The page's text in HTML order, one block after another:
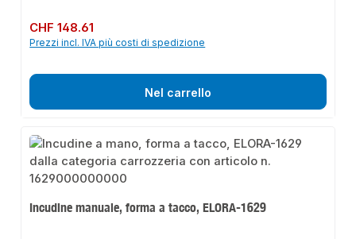
Prezzo normale:
CHF 148.61
Prezzi incl. IVA più costi di spedizione
Nel carrello
Incudine manuale, forma a tacco, ELORA-1629